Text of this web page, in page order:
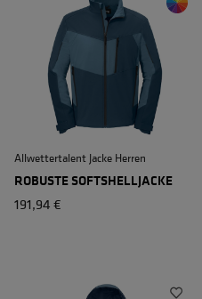
Allwettertalent Jacke Herren
ROBUSTE SOFTSHELLJACKE
191,94 €